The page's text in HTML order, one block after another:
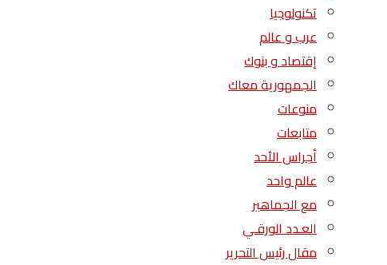
تكنولوجيا
عرب و عالم
إقتصاد و بنوك
الجمهورية معاك
منوعات
متابعات
أجراس الأحد
عالم واحد
مع الجماهير
العـدد الورقـي
مقال رئيس التحرير